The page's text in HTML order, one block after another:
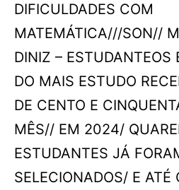
DIFICULDADES COM
MATEMÁTICA///SON//
DINIZ – ESTUDANTEOS
DO MAIS ESTUDO
DE CENTO E
MÊS// EM 2024/
ESTUDANTES JÁ
SELECIONADOS/ E ATÉ